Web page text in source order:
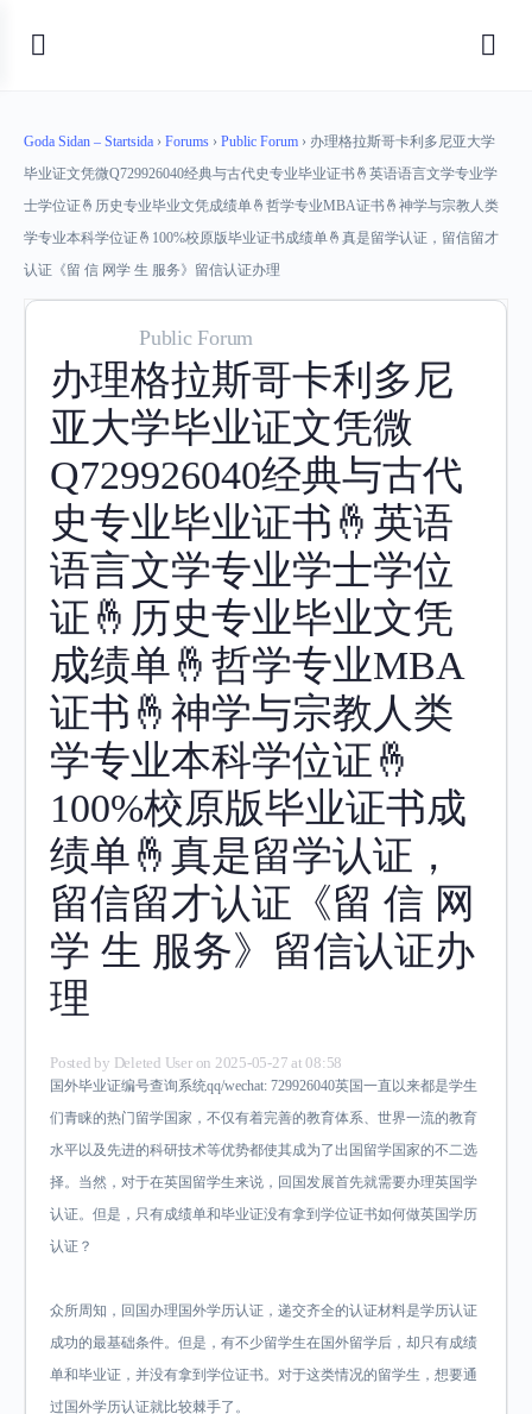
Goda Sidan – Startsida › Forums › Public Forum › 办理格拉斯哥卡利多尼亚大学
毕业证文凭微Q729926040经典与古代史专业毕业证书🤞英语语言文学专业学
士学位证🤞历史专业毕业文凭成绩单🤞哲学专业MBA证书🤞神学与宗教人类
学专业本科学位证🤞100%校原版毕业证书成绩单🤞真是留学认证，留信留才
认证《留 信 网学 生 服务》留信认证办理
Public Forum
办理格拉斯哥卡利多尼
亚大学毕业证文凭微
Q729926040经典与古代
史专业毕业证书🤞英语
语言文学专业学士学位
证🤞历史专业毕业文凭
成绩单🤞哲学专业MBA
证书🤞神学与宗教人类
学专业本科学位证🤞
100%校原版毕业证书成
绩单🤞真是留学认证，
留信留才认证《留 信 网
学 生 服务》留信认证办
理
Posted by Deleted User on 2025-05-27 at 08:58
国外毕业证编号查询系统qq/wechat: 729926040英国一直以来都是学生
们青睐的热门留学国家，不仅有着完善的教育体系、世界一流的教育
水平以及先进的科研技术等优势都使其成为了出国留学国家的不二选
择。当然，对于在英国留学生来说，回国发展首先就需要办理英国学
认证。但是，只有成绩单和毕业证没有拿到学位证书如何做英国学历
认证？
众所周知，回国办理国外学历认证，递交齐全的认证材料是学历认证
成功的最基础条件。但是，有不少留学生在国外留学后，却只有成绩
单和毕业证，并没有拿到学位证书。对于这类情况的留学生，想要通
过国外学历认证就比较棘手了。